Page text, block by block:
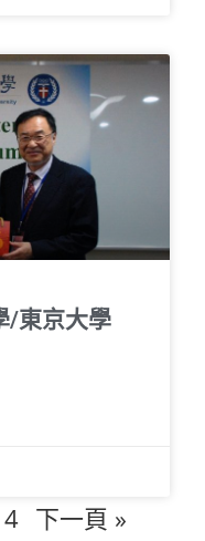
/東京大學
4 下一頁 »